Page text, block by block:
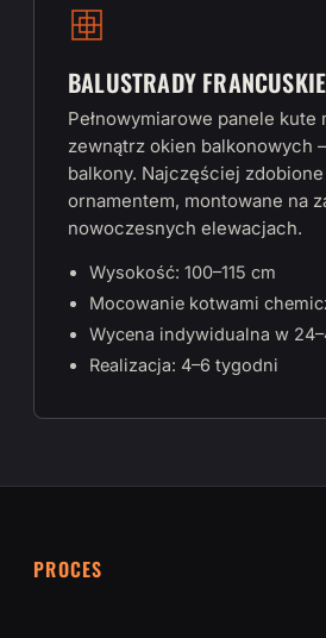
BALUSTRADY FRANCUSKIE
Pełnowymiarowe panele kute
zewnątrz okien balkonowych
balkony. Najczęściej
ornamentem, montowane na
nowoczesnych elewacjach.
Wysokość: 100–115 cm
Mocowanie kotwami
Wycena indywidualna w
Realizacja: 4–6 tygodni
PROCES